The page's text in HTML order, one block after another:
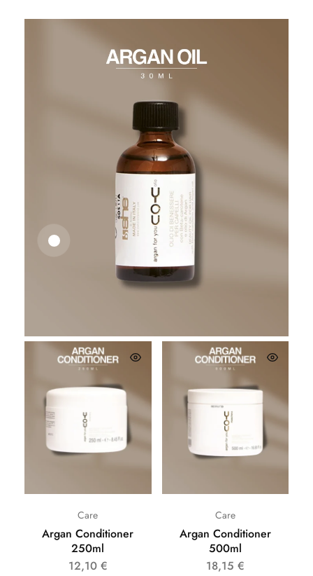
Care
Argan Conditioner
250ml
12,10 €
Care
Argan Conditioner
500ml
18,15 €